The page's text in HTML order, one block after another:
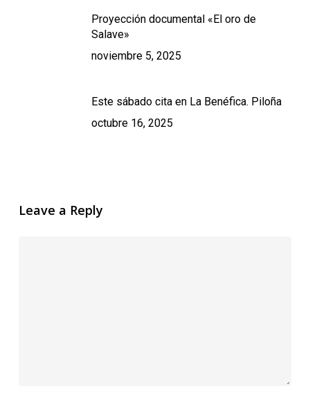
Proyección documental «El oro de
Salave»
noviembre 5, 2025
Este sábado cita en La Benéfica. Piloña
octubre 16, 2025
Leave a Reply